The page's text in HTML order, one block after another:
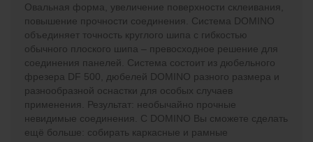
Овальная форма, увеличение поверхности склеивания,
повышение прочности соединения. Система DOMINO
объединяет точность круглого шипа с гибкостью
обычного плоского шипа – превосходное решение для
соединения панелей. Система состоит из дюбельного
фрезера DF 500, дюбелей DOMINO разного размера и
разнообразной оснастки для особых случаев
применения. Результат: необычайно прочные
невидимые соединения. С DOMINO Вы сможете сделать
ещё больше: собирать каркасные и рамные